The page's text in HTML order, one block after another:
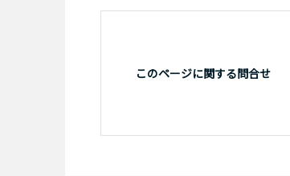
このページに関する問合せ